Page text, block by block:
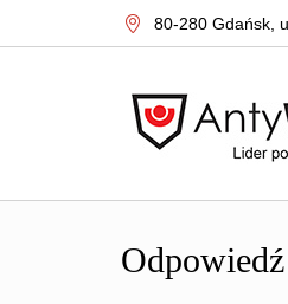
80-280 Gdańsk,